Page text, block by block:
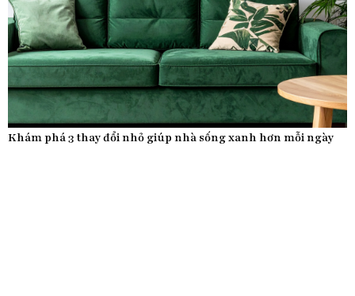
Khám phá 3 thay đổi nhỏ giúp nhà sống xanh hơn mỗi ngày